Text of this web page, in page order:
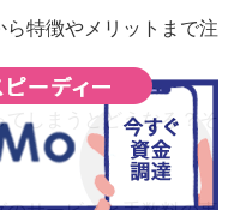
特徴やメリットまで注
しまうとどうなる？そ